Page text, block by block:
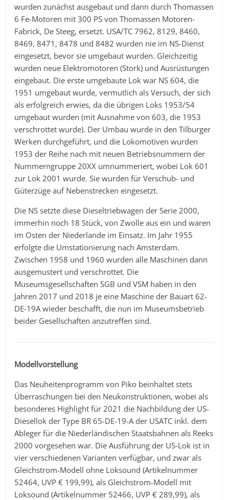
wurden zunächst ausgebaut und dann durch Thomassen
6 Fe-Motoren mit 300 PS von Thomassen Motoren-
Fabrick, De Steeg, ersetzt. USA/TC 7962, 8129, 8460,
8469, 8471, 8478 und 8482 wurden nie im NS-Dienst
eingesetzt, bevor sie umgebaut wurden. Gleichzeitig
wurden neue Elektromotoren (Stork) und Ausrüstungen
eingebaut. Die erste umgebaute Lok war NS 604, die
1951 umgebaut wurde, vermutlich als Versuch, der sich
als erfolgreich erwies, da die übrigen Loks 1953/54
umgebaut wurden (mit Ausnahme von 603, die 1953
verschrottet wurde). Der Umbau wurde in den Tilburger
Werken durchgeführt, und die Lokomotiven wurden
1953 der Reihe nach mit neuen Betriebsnummern der
Nummerngruppe 20XX umnummeriert, wobei Lok 601
zur Lok 2001 wurde. Sie wurden für Verschub- und
Güterzüge auf Nebenstrecken eingesetzt.
Die NS setzte diese Dieseltriebwagen der Serie 2000,
immerhin noch 18 Stück, von Zwolle aus ein und waren
im Osten der Niederlande im Einsatz. Im Jahr 1955
erfolgte die Umstationierung nach Amsterdam.
Zwischen 1958 und 1960 wurden alle Maschinen dann
ausgemustert und verschrottet. Die
Museumsgesellschaften SGB und VSM haben in den
Jahren 2017 und 2018 je eine Maschine der Bauart 62-
DE-19A wieder beschafft, die nun im Museumsbetrieb
beider Gesellschaften anzutreffen sind.
Modellvorstellung
Das Neuheitenprogramm von Piko beinhaltet stets
Überraschungen bei den Neukonstruktionen, wobei als
besonderes Highlight für 2021 die Nachbildung der US-
Diesellok der Type BR 65-DE-19-A der USATC inkl. dem
Ableger für die Niederländischen Staatsbahnen als Reeks
2000 vorgesehen war. Die Ausführung der US-Lok ist in
vier verschiedenen Varianten verfügbar, und zwar als
Gleichstrom-Modell ohne Loksound (Artikelnummer
52464, UVP € 199,99), als Gleichstrom-Modell mit
Loksound (Artikelnummer 52466, UVP € 289,99), als